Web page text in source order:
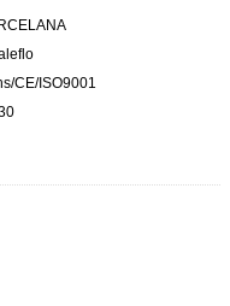
CE/ISO9001